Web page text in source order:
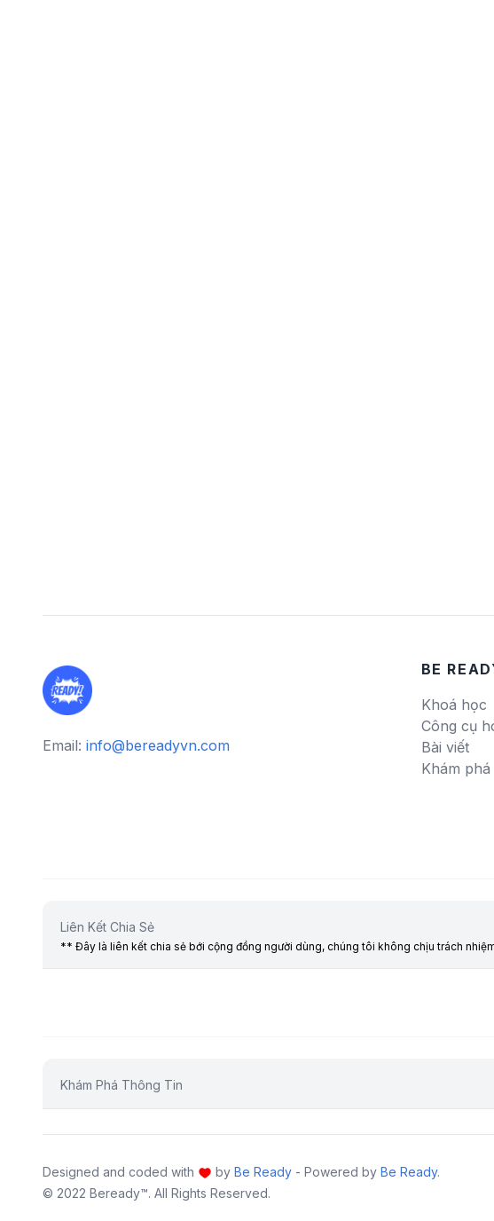
Email: info@bereadyvn.com
BE
Khoá học
Công cụ
Bài viết
Khám phá
Liên Kết Chia Sẻ
** Đây là liên kết chia sẻ bới cộng đồng người dùng, chúng tôi không chịu trách
Khám Phá Thông Tin
Designed and coded with by Be Ready - Powered by Be Ready.
© 2022 Beready™. All Rights Reserved.